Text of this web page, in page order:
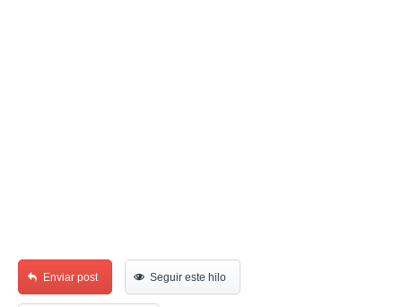
Enviar post Seguir este hilo